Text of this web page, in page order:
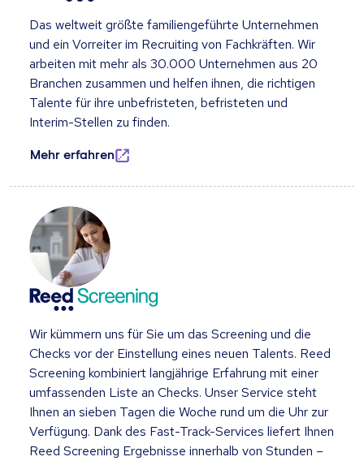
Das weltweit größte familiengeführte Unternehmen
und ein Vorreiter im Recruiting von Fachkräften. Wir
arbeiten mit mehr als 30.000 Unternehmen aus 20
Branchen zusammen und helfen ihnen, die richtigen
Talente für ihre unbefristeten, befristeten und
Interim-Stellen zu finden.
Mehr erfahren
Wir kümmern uns für Sie um das Screening und die
Checks vor der Einstellung eines neuen Talents. Reed
Screening kombiniert langjährige Erfahrung mit einer
umfassenden Liste an Checks. Unser Service steht
Ihnen an sieben Tagen die Woche rund um die Uhr zur
Verfügung. Dank des Fast-Track-Services liefert Ihnen
Reed Screening Ergebnisse innerhalb von Stunden –